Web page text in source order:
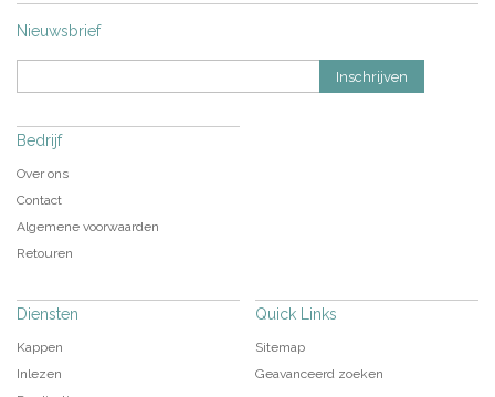
Nieuwsbrief
Inschrijven
Bedrijf
Over ons
Contact
Algemene voorwaarden
Retouren
Diensten
Kappen
Inlezen
Quick Links
Sitemap
Geavanceerd zoeken